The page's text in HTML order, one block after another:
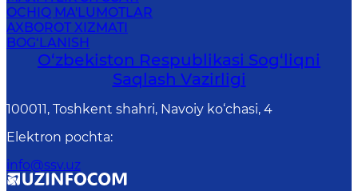
OCHIQ MA'LUMOTLAR
AXBOROT XIZMATI
BOG‘LANISH
O‘zbеkistоn Rеspublikаsi Sоg‘liqni
Saqlash Vаzirligi
100011, Toshkent shahri, Navoiy ko‘chаsi, 4
Elektron pochta:
info@ssv.uz